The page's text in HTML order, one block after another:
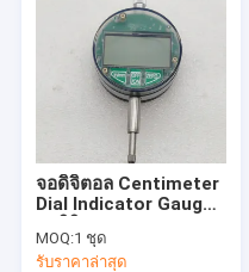
จอดิจิตอล Centimeter
Dial Indicator Gauge
Indicator
MOQ:1 ชุด
รับราคาล่าสุด